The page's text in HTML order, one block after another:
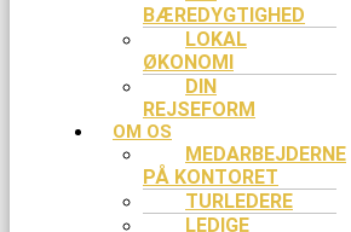
BÆREDYGTIGHED
LOKAL
ØKONOMI
DIN
REJSEFORM
OM OS
MEDARBEJDERNE
PÅ KONTORET
TURLEDERE
LEDIGE